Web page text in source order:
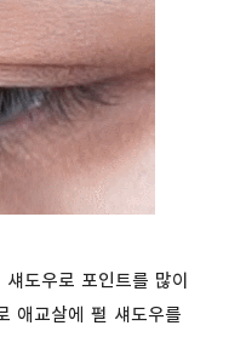
도우로 포인트를 많이
애교살에 펄 섀도우를